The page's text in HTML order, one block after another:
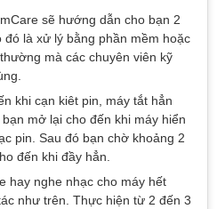
sẽ hướng dẫn cho bạn 2
là xử lý bằng phần mềm hoặc
mà các chuyên viên kỹ
khi cạn kiêt pin, máy tắt hẳn
mở lại cho đến khi máy hiển
pin. Sau đó bạn chờ khoảng 2
đến khi đầy hẳn.
hay nghe nhạc cho máy hết
như trên. Thực hiện từ 2 đến 3